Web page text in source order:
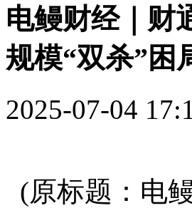
电鳗财经｜财
规模“双杀”困
2025-07-04
(原标题：电